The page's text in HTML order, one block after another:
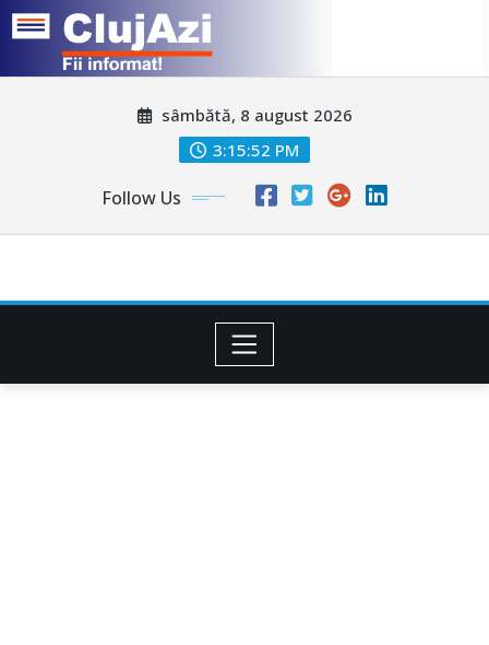
sâmbătă, 8 august 2026
3:15:54 PM
Follow Us